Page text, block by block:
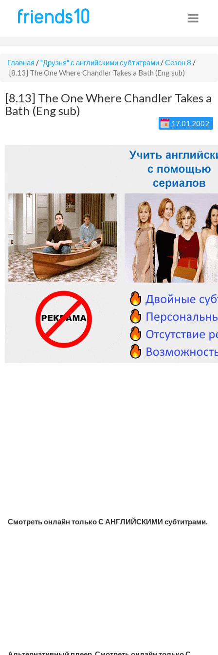
Главная /"Друзья" с английскими субтитрами /Сезон 8 /
[8.13] The One Where Chandler Takes a Bath (Eng sub)
[8.13] The One Where Chandler Takes a
Bath (Eng sub)
17.01.2002
Смотреть онлайн только С АНГЛИЙСКИМИ субтитрами.